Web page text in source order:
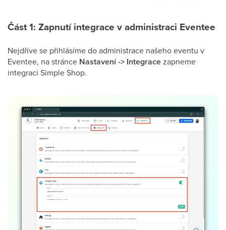
Část 1: Zapnutí integrace v administraci Eventee
Nejdříve se přihlásíme do administrace našeho eventu v
Eventee, na stránce Nastavení -> Integracezapneme
integraci Simple Shop.